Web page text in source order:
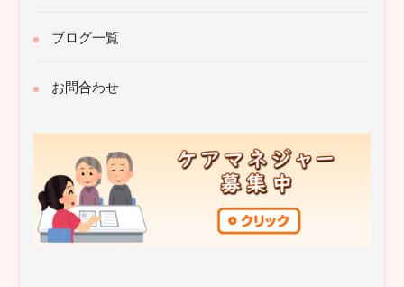
ブログ一覧
お問合わせ